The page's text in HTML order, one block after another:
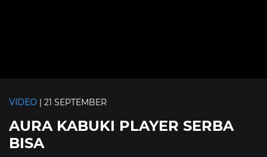
VIDEO | 21 SEPTEMBER
AURA KABUKI PLAYER SERBA
BISA